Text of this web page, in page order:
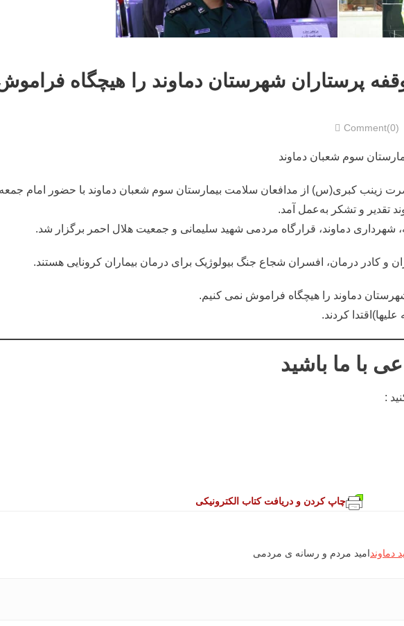
پرستاران شهرستان دماوند را هیچگاه
Comment(0)
سوم شعبان دماوند
زینب کبری(س) از مدافعان سلامت بیمارستان سوم شعبان دماوند با حضور امام جمعه
تقدیر و تشکر به‌عمل آمد.
شهرداری دماوند، قرارگاه مردمی شهید سلیمانی و جمعیت هلال احمر برگزار شد.
و کادر درمان، افسران شجاع جنگ بیولوژیک برای درمان بیماران کرونایی هستند.
دماوند را هیچگاه فراموش نمی کنیم.
کردند.
با ما باشید
:
چاپ کردن و دریافت کتاب الکترونیکی
دماوندامید مردم و رسانه ی مردمی